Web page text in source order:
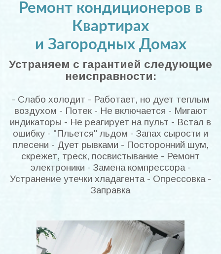
Ремонт кондиционеров в
Квартирах
и Загородных Домах
Устраняем с гарантией следующие
неисправности:
- Слабо холодит - Работает, но дует теплым
воздухом - Потек - Не включается - Мигают
индикаторы - Не реагирует на пульт - Встал в
ошибку - "Пльется" льдом - Запах сырости и
плесени - Дует рывками - Посторонний шум,
скрежет, треск, посвистывание - Ремонт
электроники - Замена компрессора -
Устранение утечки хладагента - Опрессовка -
Заправка